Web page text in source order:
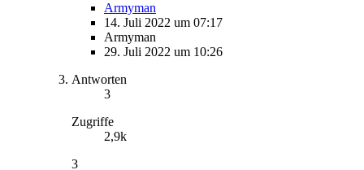
Armyman
14. Juli 2022 um 07:17
Armyman
29. Juli 2022 um 10:26
Antworten
3
Zugriffe
2,9k
3